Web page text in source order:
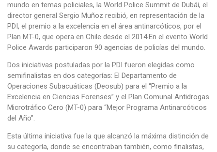
mundo en temas policiales, la World Police Summit de Dubái, el
director general Sergio Muñoz recibió, en representación de la
PDI, el premio a la excelencia en el área antinarcóticos, por el
Plan MT-0, que opera en Chile desde el 2014.En el evento World
Police Awards participaron 90 agencias de policías del mundo.
Dos iniciativas postuladas por la PDI fueron elegidas como
semifinalistas en dos categorías: El Departamento de
Operaciones Subacuáticas (Deosub) para el “Premio a la
Excelencia en Ciencias Forenses” y el Plan Comunal Antidrogas
Microtráfico Cero (MT-0) para “Mejor Programa Antinarcóticos
del Año”.
Esta última iniciativa fue la que alcanzó la máxima distinción de
su categoría, donde se encontraban también, como finalistas,